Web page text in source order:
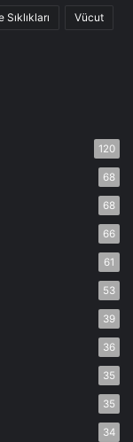
Vücut
120
68
68
66
61
53
39
36
35
35
34